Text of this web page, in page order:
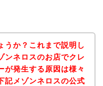
うか？これまで説明し
ンネロスのお店でクレ
が発生する原因は様々
記メゾンネロスの公式